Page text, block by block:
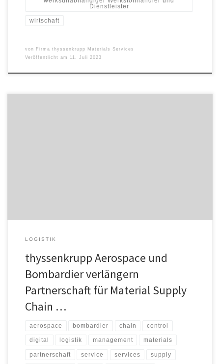
Dienstleister
wirtschaft
von Firma thyssenkrupp Materials Services
Veröffentlicht am
11. Juli 2023
LOGISTIK
thyssenkrupp Aerospace und
Bombardier verlängern
Partnerschaft für Material Supply
Chain …
aerospace bombardier chain control
digital logistik management materials
partnerschaft service services supply